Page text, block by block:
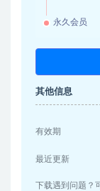
永久会员
其他信息
有效期
最近更新
下载遇到问题？